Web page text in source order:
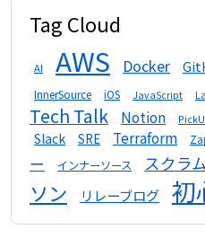
Tag Cloud
AI AWS Docker
InnerSource iOS JavaScript
Tech Talk
Notion
Slack SRE Terraform
ー
インナーソース スクラ
ソン
リレーブログ 初